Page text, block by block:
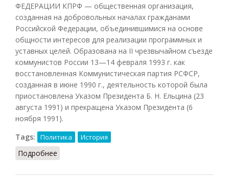
ФЕДЕРАЦИИ КПРФ — общественная организация,
созданная на добровольных началах гражданами
Российской Федерации, объединившимися на основе
общности интересов для реализации программных и
уставных целей. Образована на II чрезвычайном съезде
коммунистов России 13—14 февраля 1993 г. как
восстановленная Коммунистическая партия РСФСР,
созданная в июне 1990 г., деятельность которой была
приостановлена Указом Президента Б. Н. Ельцина (23
августа 1991) и прекращена Указом Президента (6
ноября 1991).
Tags:
Политика История
Подробнее